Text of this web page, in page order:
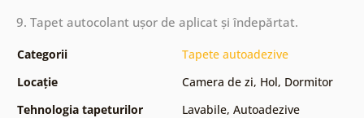
9. Tapet autocolant ușor de aplicat și îndepărtat.
Categorii
Tapete autoadezive
Locație
Camera de zi, Hol, Dormitor
Tehnologia tapeturilor
Lavabile, Autoadezive